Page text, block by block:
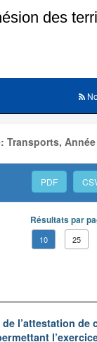
Transports,
PDF
Résultats par
10 25
l’attestation de